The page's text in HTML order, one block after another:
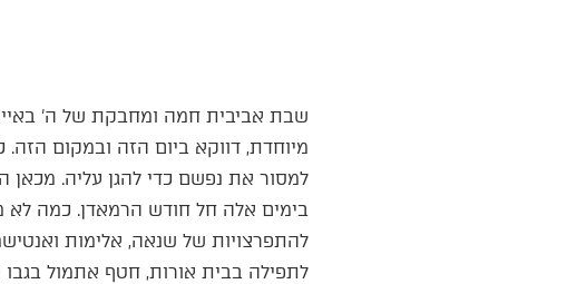
שבת אביבית חמה ומחבקת של ה’
מיוחדת, דווקא ביום הזה ובמקום
למסור את נפשם כדי להגן עליה.
בימים אלה חל חודש הרמאדן. כמה לא
להתפרצויות של שנאה, אלימות
לתפילה בבית אורות, חטף אתמול בגבו